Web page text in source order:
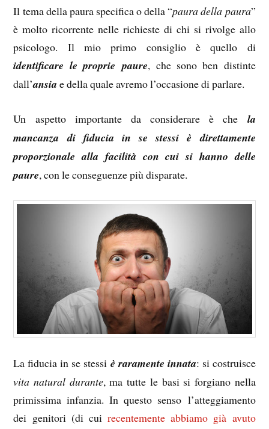
Il tema della paura specifica o della “paura della paura”
è molto ricorrente nelle richieste di chi si rivolge allo
psicologo. Il mio primo consiglio è quello di
identificare le proprie paure, che sono ben distinte
dall’ansia e della quale avremo l’occasione di parlare.
Un aspetto importante da considerare è che la
mancanza di fiducia in se stessi è direttamente
proporzionale alla facilità con cui si hanno delle
paure, con le conseguenze più disparate.
La fiducia in se stessi è raramente innata: si costruisce
vita natural durante, ma tutte le basi si forgiano nella
primissima infanzia. In questo senso l’atteggiamento
dei genitori (di cuirecentemente abbiamo già avuto